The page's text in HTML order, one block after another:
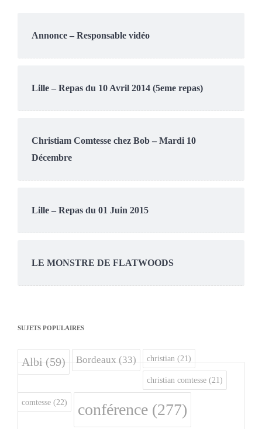
Annonce – Responsable vidéo
Lille – Repas du 10 Avril 2014 (5eme repas)
Christiam Comtesse chez Bob – Mardi 10
Décembre
Lille – Repas du 01 Juin 2015
LE MONSTRE DE FLATWOODS
SUJETS POPULAIRES
Albi(59) Bordeaux(33) christian (21)
christian comtesse (21)
comtesse (22) conférence (277)